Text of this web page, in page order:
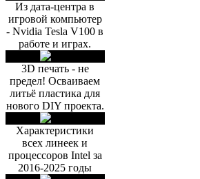
Из дата-центра в
игровой компьютер
- Nvidia Tesla V100 в
работе и играх.
3D печать - не
предел! Осваиваем
литьё пластика для
нового DIY проекта.
Характеристики
всех линеек и
процессоров Intel за
2016-2025 годы